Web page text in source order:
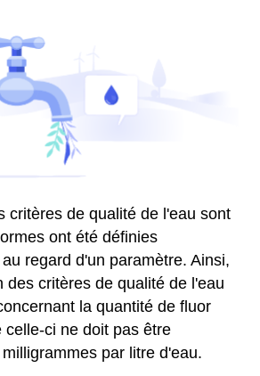
critères de qualité de l'eau sont
ont été définies
regard d'un paramètre. Ainsi,
des critères de qualité de l'eau
la quantité de fluor
celle-ci ne doit pas être
par litre d'eau.